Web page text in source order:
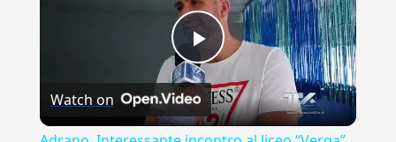
Play
Video
Watch on